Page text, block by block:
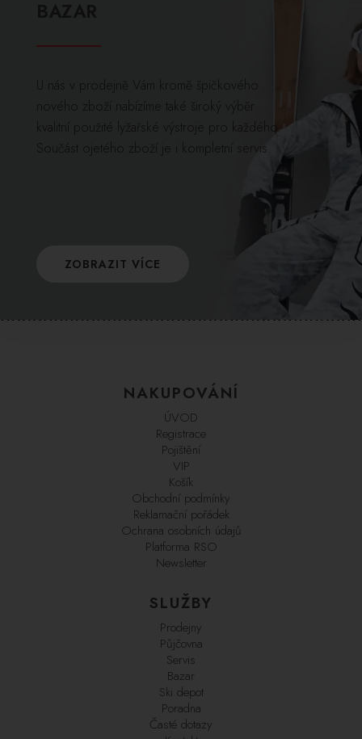
U nás v prodejně Vám kromě špičkového
nového zboží nabízíme také široký výběr
kvalitní použité lyžařské výstroje pro každého.
Součást ojetého zboží je i kompletní servis.
ZOBRAZIT VÍCE
NAKUPOVÁNÍ
ÚVOD
Registrace
Pojištění
VIP
Košík
Obchodní podmínky
Reklamační pořádek
Ochrana osobních údajů
Platforma RSO
Newsletter
SLUŽBY
Prodejny
Půjčovna
Servis
Bazar
Ski depot
Poradna
Časté dotazy